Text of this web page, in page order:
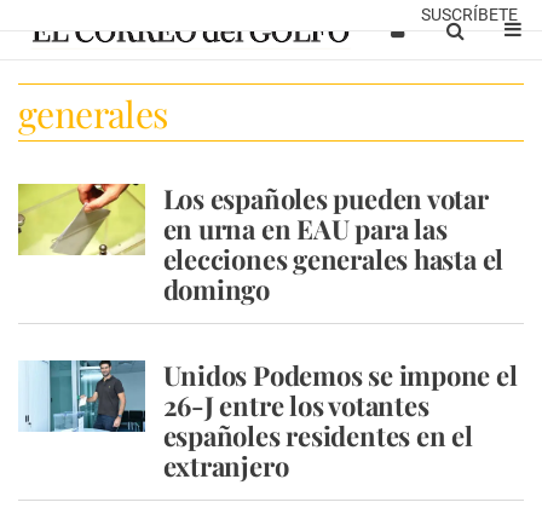
SUSCRÍBETE
generales
Los españoles pueden votar
en urna en EAU para las
elecciones generales hasta el
domingo
Unidos Podemos se impone el
26-J entre los votantes
españoles residentes en el
extranjero